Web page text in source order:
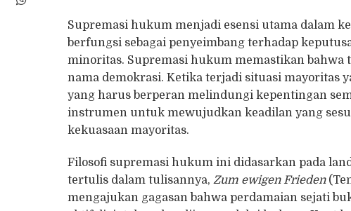
Supremasi hukum menjadi esensi utama dalam
berfungsi sebagai penyeimbang terhadap
minoritas. Supremasi hukum memastikan bahwa
nama demokrasi. Ketika terjadi situasi
yang harus berperan melindungi kepentingan
instrumen untuk mewujudkan keadilan yang
kekuasaan mayoritas.
Filosofi supremasi hukum ini didasarkan pada
tertulis dalam tulisannya, Zum ewigen Frieden
mengajukan gagasan bahwa perdamaian sejati